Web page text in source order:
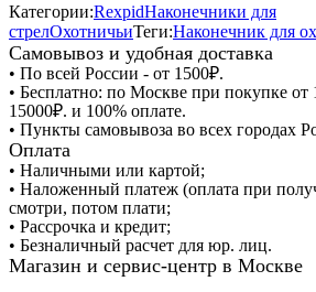
Категории:RexpidНаконечники для
стрелОхотничьиТеги:Наконечник для
Самовывоз и удобная доставка
• По всей России - от 1500₽.
• Бесплатно: по Москве при покупке от
15000₽. и 100% оплате.
• Пункты самовывоза во всех городах
Оплата
• Наличными или картой;
• Наложенный платеж (оплата при
смотри, потом плати;
• Рассрочка и кредит;
• Безналичный расчет для юр. лиц.
Магазин и сервис-центр в Москве